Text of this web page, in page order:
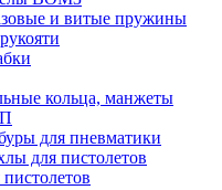
и витые пружины
кольца, манжеты
для пневматики
для пистолетов